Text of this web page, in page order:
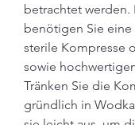
betrachtet werden.
benötigen Sie eine
sterile Kompresse
sowie
Tränken Sie die
gründlich in